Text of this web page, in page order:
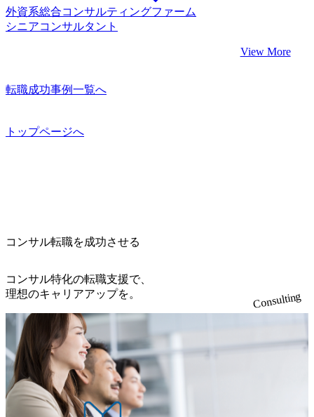
外資系総合コンサルティングファーム
シニアコンサルタント
View More
転職成功事例一覧へ
トップページへ
コンサル転職を成功させる
コンサル特化の転職支援で、
理想のキャリアアップを。
Consulting